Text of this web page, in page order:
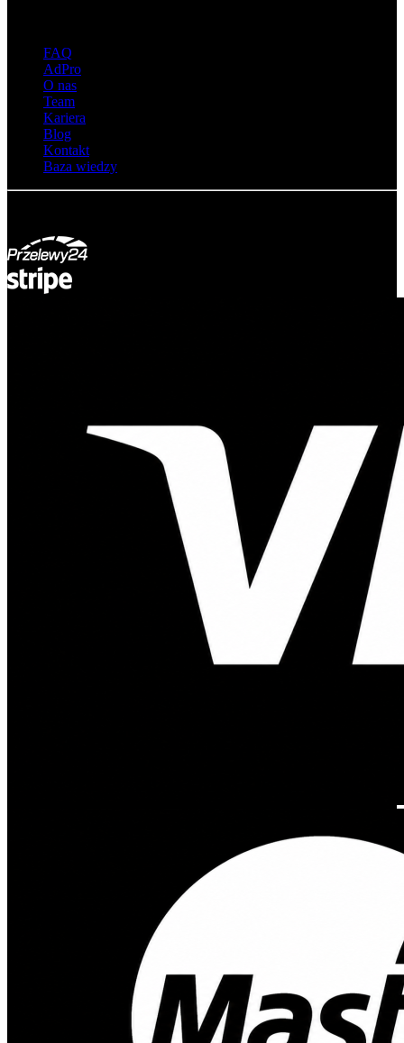
FAQ
AdPro
O nas
Team
Kariera
Blog
Kontakt
Baza wiedzy